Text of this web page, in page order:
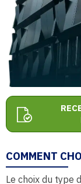
COMMENT
Le choix du type